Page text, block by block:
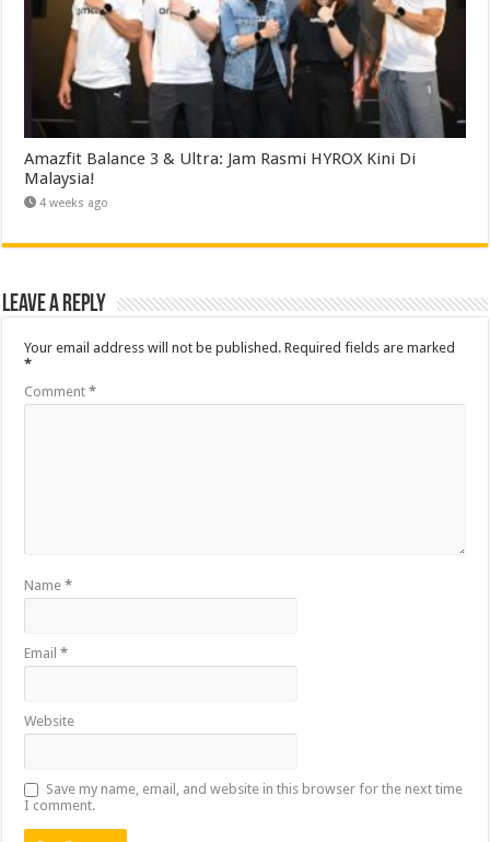
Amazfit Balance 3 & Ultra: Jam Rasmi HYROX Kini Di
Malaysia!
4 weeks ago
Leave a Reply
Your email address will not be published. Required fields are marked
*
Comment*
Name*
Email*
Website
Save my name, email, and website in this browser for the next time
I comment.